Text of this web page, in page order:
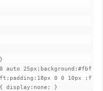
auto
0 0 10px
display:none; }